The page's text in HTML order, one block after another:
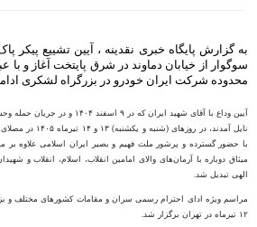
مطهر آقای شهید ایران، با حضور انبوه جمعیت
خیابان‌های امام حسین (ع) - انقلاب و آزادی تا
۱۴۰۴ و در جریان حمله وحشیانه و تروریستی دشمن آمریکایی - صهیونیستی به فیض رفیع شهادت
و یکشنبه) ۱۳ و ۱۴ تیرماه ۱۴۰۵ در مصلای بزرگ امام خمینی (ره) تهران برگزار شد، رویدادی بزرگ و تاریخی که
برای آخرین وداع با قائد شهید امت، به میدانی برای تجدید
نمادی از وفاداری ملت به عزت، استقلال و مقاومت این سرزمین
و مذاهب جهان به رهبر شهید ایران اسلامی هم روز جمعه